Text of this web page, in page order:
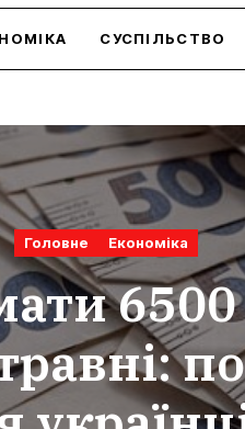
СУСПІЛЬСТВО
Головне Економіка
6500